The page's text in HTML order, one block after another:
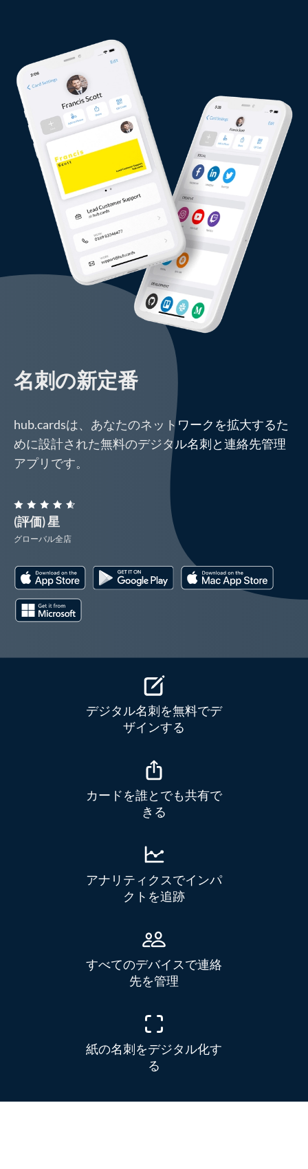
名刺の新定番
hub.cardsは、あなたのネットワークを拡大するた
めに設計された無料のデジタル名刺と連絡先管理
アプリです。
(評価) 星
グローバル全店
デジタル名刺を無料でデ
ザインする
カードを誰とでも共有で
きる
アナリティクスでインパ
クトを追跡
すべてのデバイスで連絡
先を管理
紙の名刺をデジタル化す
る